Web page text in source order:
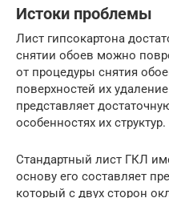
Истоки проблемы
Лист гипсокартона
снятии обоев можно
от процедуры снятия
поверхностей их
представляет
особенностях их структур.
Стандартный лист ГКЛ
основу его составляет
который с двух сторон